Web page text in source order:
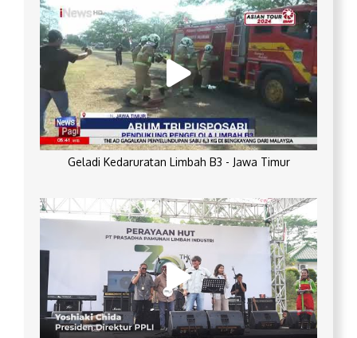
Geladi Kedaruratan Limbah B3 - Jawa Timur